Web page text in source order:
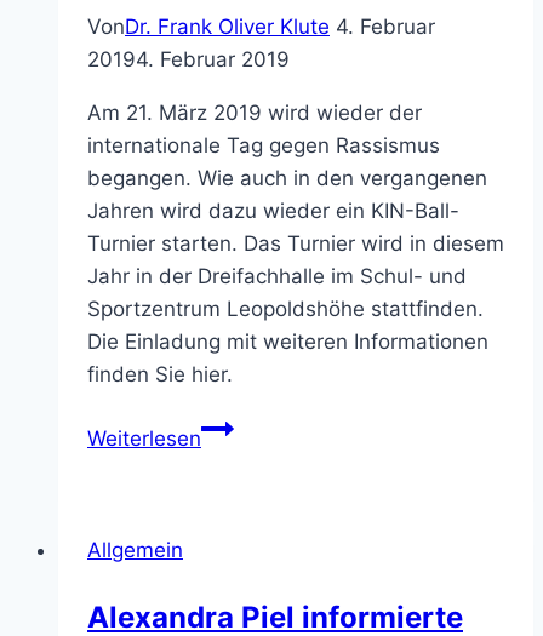
Lippe
richtet
ein
VonDr. Frank Oliver Klute 4. Februar
20194. Februar 2019
Am 21. März 2019 wird wieder der
internationale Tag gegen Rassismus
begangen. Wie auch in den vergangenen
Jahren wird dazu wieder ein KIN-Ball-
Turnier starten. Das Turnier wird in diesem
Jahr in der Dreifachhalle im Schul- und
Sportzentrum Leopoldshöhe stattfinden.
Die Einladung mit weiteren Informationen
finden Sie hier.
WeiterlesenEinladung
Allgemein
Alexandra Piel informierte